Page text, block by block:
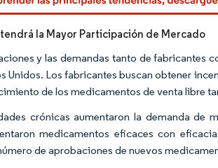
la Mayor Participación de Mercado
y las demandas tanto de fabricantes
Unidos. Los fabricantes buscan obtener
de los medicamentos de venta libre
crónicas aumentaron la demanda de
medicamentos eficaces con
de aprobaciones de nuevos